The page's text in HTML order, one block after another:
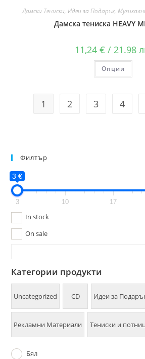
Дамски Тениски, Идеи за Подарък,
Дамска тениска HEAVY
11,24 € / 21.98
Опции
1 2 3 4
Филтър
3 €
3 10 17
In stock
On sale
Категории продукти
Uncategorized CD Идеи за
Рекламни Материали Тениски и
Бял